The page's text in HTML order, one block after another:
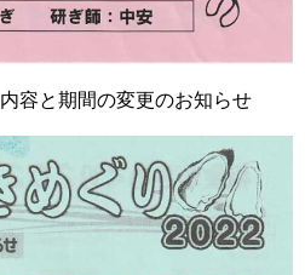
内容と期間の変更のお知らせ